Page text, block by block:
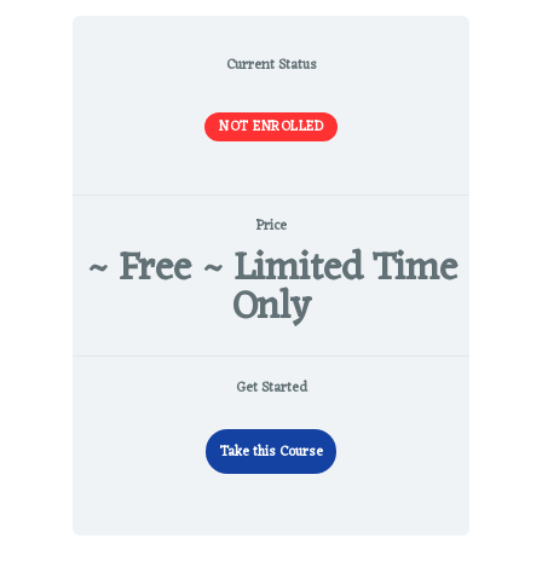
Current Status
NOT ENROLLED
Price
~ Free ~ Limited Time
Only
Get Started
Take this Course